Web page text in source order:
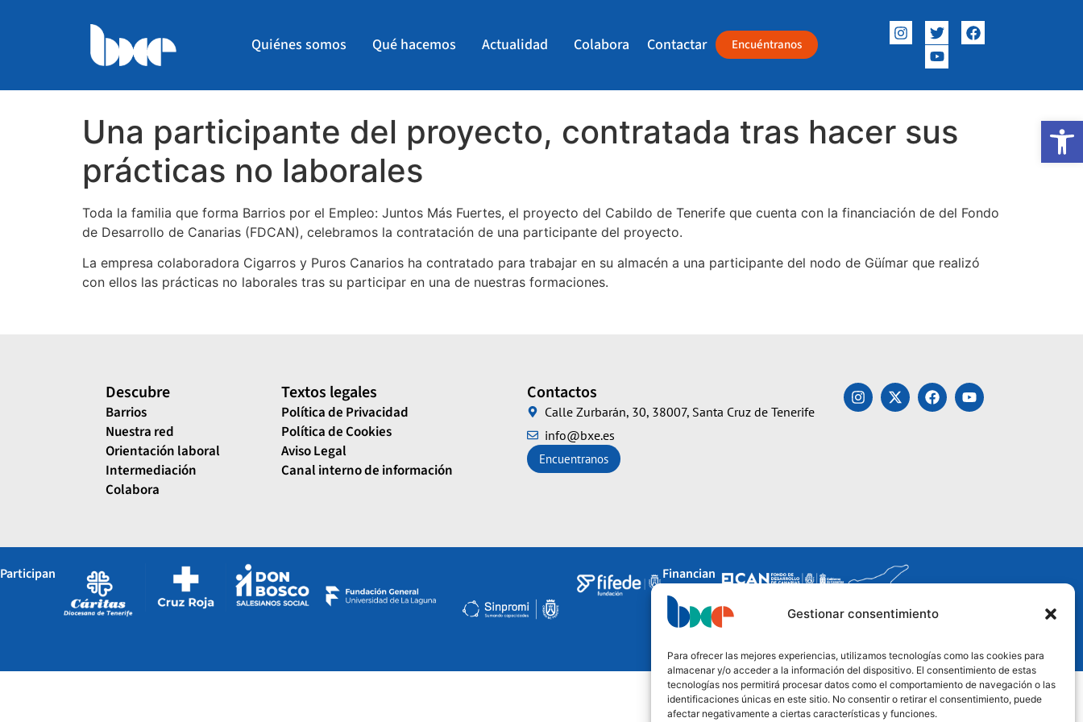
Abrir
Gestionar consentimiento
Para ofrecer las mejores experiencias, utilizamos tecnologías como las cookies para
almacenar y/o acceder a la información del dispositivo. El consentimiento de estas
tecnologías nos permitirá procesar datos como el comportamiento de navegación o las
identificaciones únicas en este sitio. No consentir o retirar el consentimiento, puede
afectar negativamente a ciertas características y funciones.
Quiénes somos Qué hacemos Actualidad Colabora Contactar Encuéntranos
Una participante del proyecto, contratada tras hacer sus
prácticas no laborales
Toda la familia que forma Barrios por el Empleo: Juntos Más Fuertes, el proyecto del Cabildo de Tenerife que cuenta con la financiación de del Fondo
de Desarrollo de Canarias (FDCAN), celebramos la contratación de una participante del proyecto.
La empresa colaboradora Cigarros y Puros Canarios ha contratado para trabajar en su almacén a una participante del nodo de Güímar que realizó
con ellos las prácticas no laborales tras su participar en una de nuestras formaciones.
Descubre
Barrios
Nuestra red
Orientación laboral
Intermediación
Colabora
Textos legales
Política de Privacidad
Política de Cookies
Aviso Legal
Canal interno de información
Contactos
Calle Zurbarán, 30, 38007, Santa Cruz de Tenerife
info@bxe.es
Encuentranos
Participan Financian